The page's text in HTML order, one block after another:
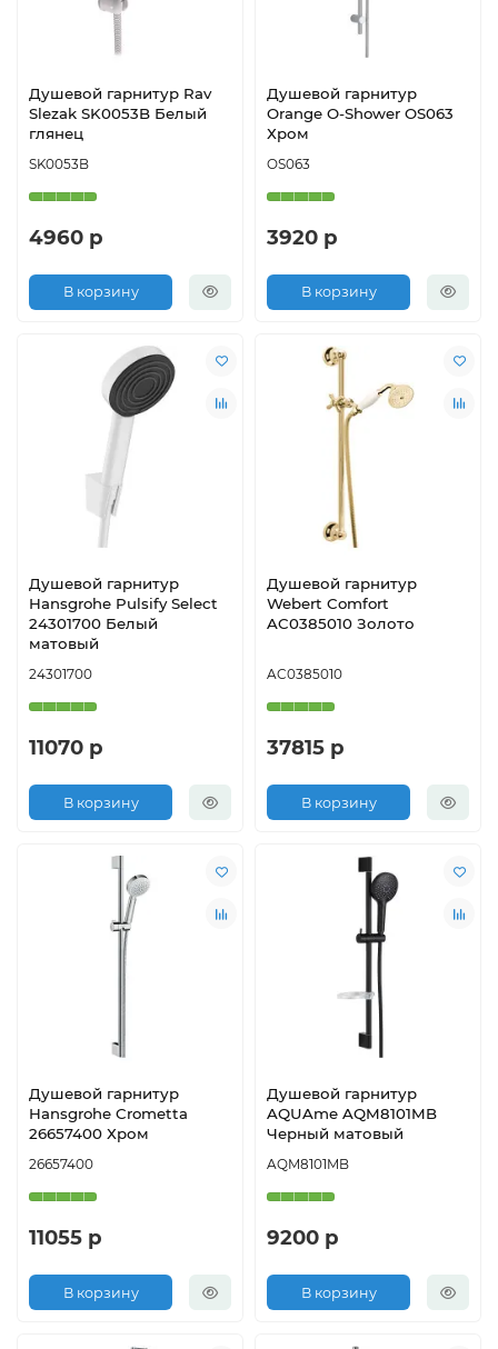
Душевой гарнитур Rav
Slezak SK0053B Белый
глянец
SK0053B
4960 р
В корзину
Душевой гарнитур
Orange O-Shower OS063
Хром
OS063
3920 р
В корзину
Душевой гарнитур
Hansgrohe Pulsify Select
24301700 Белый
матовый
24301700
11070 р
В корзину
Душевой гарнитур
Webert Comfort
AC0385010 Золото
AC0385010
37815 р
В корзину
Душевой гарнитур
Hansgrohe Crometta
26657400 Хром
26657400
11055 р
В корзину
Душевой гарнитур
AQUAme AQM8101MB
Черный матовый
AQM8101MB
9200 р
В корзину